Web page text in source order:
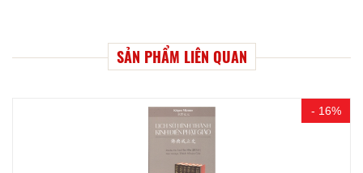
SẢN PHẨM LIÊN QUAN
- 16%